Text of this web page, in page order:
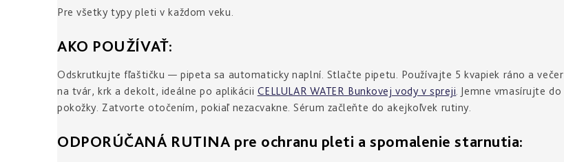
Pre všetky typy pleti v každom veku.
AKO POUŽÍVAŤ:
Odskrutkujte fľaštičku — pipeta sa automaticky naplní. Stlačte pipetu. Používajte 5 kvapiek ráno a večer
na tvár, krk a dekolt, ideálne po aplikácii CELLULAR WATER Bunkovej vody v spreji . Jemne vmasírujte do
pokožky. Zatvorte otočením, pokiaľ nezacvakne. Sérum začleňte do akejkoľvek rutiny.
ODPORÚČANÁ RUTINA pre ochranu pleti a spomalenie starnutia: